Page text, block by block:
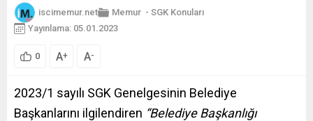
iscimemur.net Memur - SGK Konuları
Yayınlama: 05.01.2023
0 A+ A-
2023/1 sayılı SGK Genelgesinin Belediye
Başkanlarını ilgilendiren “Belediye Başkanlığı